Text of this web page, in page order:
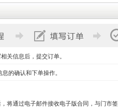
关信息后，提交订单。
的确认和下单操作。
将通过电子邮件接收电子版合同，与门市签